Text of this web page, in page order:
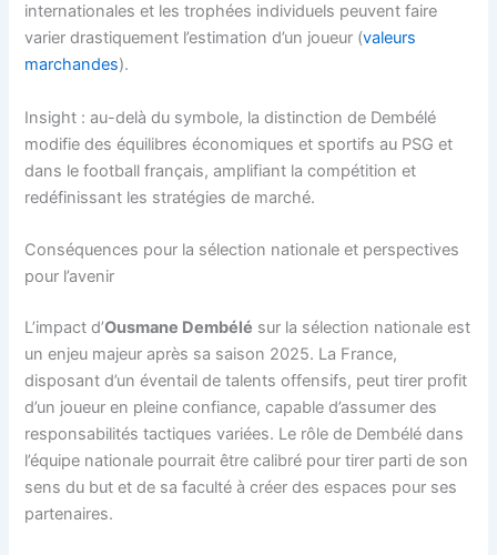
internationales et les trophées individuels peuvent faire
varier drastiquement l’estimation d’un joueur (valeurs
marchandes).
Insight : au-delà du symbole, la distinction de Dembélé
modifie des équilibres économiques et sportifs au PSG et
dans le football français, amplifiant la compétition et
redéfinissant les stratégies de marché.
Conséquences pour la sélection nationale et perspectives
pour l’avenir
L’impact d’Ousmane Dembélé sur la sélection nationale est
un enjeu majeur après sa saison 2025. La France,
disposant d’un éventail de talents offensifs, peut tirer profit
d’un joueur en pleine confiance, capable d’assumer des
responsabilités tactiques variées. Le rôle de Dembélé dans
l’équipe nationale pourrait être calibré pour tirer parti de son
sens du but et de sa faculté à créer des espaces pour ses
partenaires.